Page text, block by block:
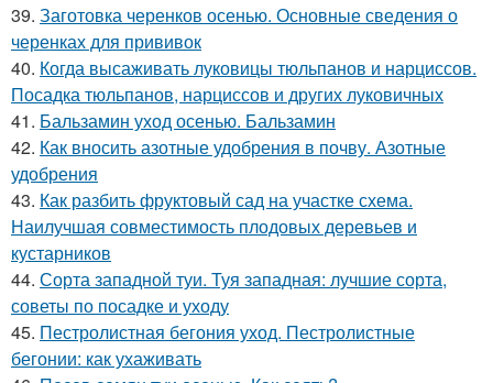
39. Заготовка черенков осенью. Основные сведения о
черенках для прививок
40. Когда высаживать луковицы тюльпанов и нарциссов.
Посадка тюльпанов, нарциссов и других луковичных
41. Бальзамин уход осенью. Бальзамин
42. Как вносить азотные удобрения в почву. Азотные
удобрения
43. Как разбить фруктовый сад на участке схема.
Наилучшая совместимость плодовых деревьев и
кустарников
44. Сорта западной туи. Туя западная: лучшие сорта,
советы по посадке и уходу
45. Пестролистная бегония уход. Пестролистные
бегонии: как ухаживать